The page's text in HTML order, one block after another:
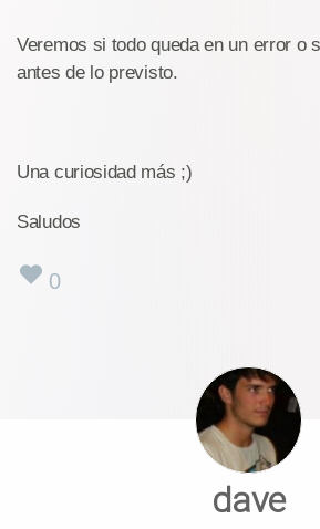
Veremos si todo queda en un error o
antes de lo previsto.
Una curiosidad más ;)
Saludos
0
dave